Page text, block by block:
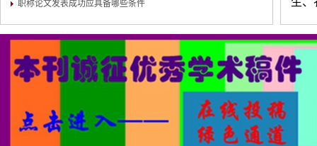
职称论文发表成功应具备哪些条件
融合
刊。
业